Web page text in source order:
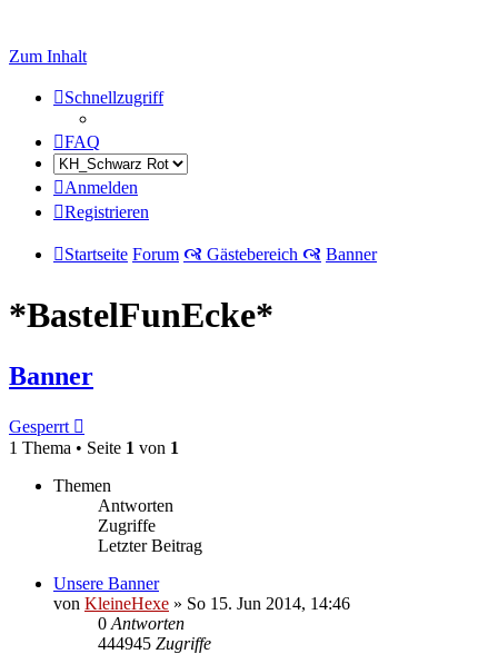
Zum Inhalt
Schnellzugriff
FAQ
Anmelden
Registrieren
Startseite Forum 🙧 Gästebereich 🙧 Banner
*BastelFunEcke*
Banner
Gesperrt
1 Thema • Seite 1 von 1
Themen
Antworten
Zugriffe
Letzter Beitrag
Unsere Banner
von KleineHexe » So 15. Jun 2014, 14:46
0 Antworten
444945 Zugriffe